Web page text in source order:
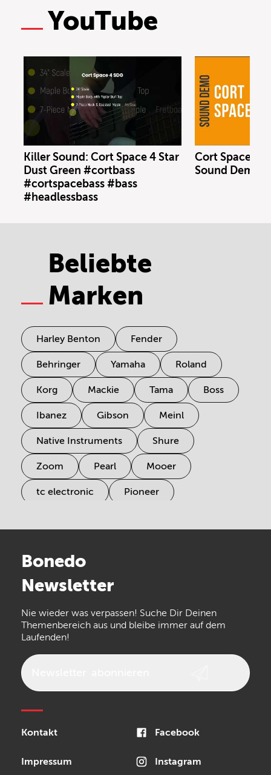
YouTube
Killer Sound: Cort Space 4 Star
Dust Green #cortbass
#cortspacebass #bass
#headlessbass
Cort Space 4
Sound Demo
Beliebte
Marken
Harley Benton Fender
Behringer Yamaha Roland
Korg Mackie Tama Boss
Ibanez Gibson Meinl
Native Instruments Shure
Zoom Pearl Mooer
tc electronic Pioneer
Arturia
the t.bone
Walrus Audio Epiphone
Bonedo
Newsletter
Nie wieder was verpassen! Suche Dir Deinen
Themenbereich aus und bleibe immer auf dem
Laufenden!
Kontakt
Impressum
Facebook
Instagram